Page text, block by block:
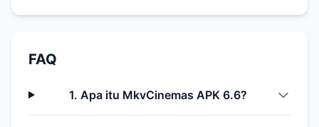
FAQ
1. Apa itu MkvCinemas APK 6.6?